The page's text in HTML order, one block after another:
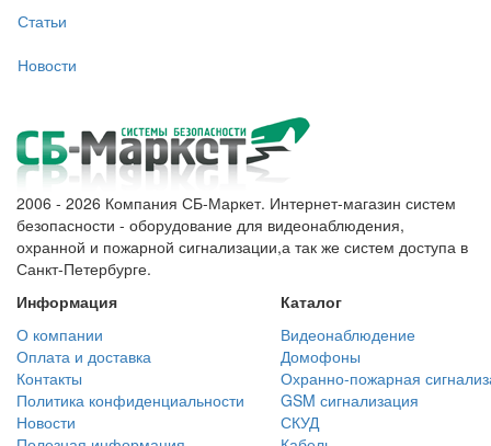
Статьи
Новости
2006 - 2026 Компания СБ-Маркет. Интернет-магазин систем
безопасности - оборудование для видеонаблюдения,
охранной и пожарной сигнализации,а так же систем доступа в
Санкт-Петербурге.
Информация
Каталог
О компании
Видеонаблюдение
Оплата и доставка
Домофоны
Контакты
Охранно-пожарная
Политика конфиденциальности
GSM сигнализация
Новости
СКУД